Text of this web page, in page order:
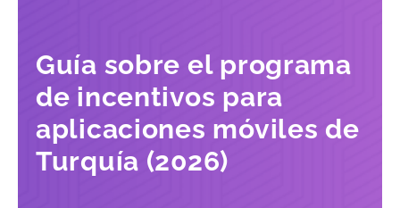
Guía sobre el programa
de incentivos para
aplicaciones móviles de
Turquía (2026)